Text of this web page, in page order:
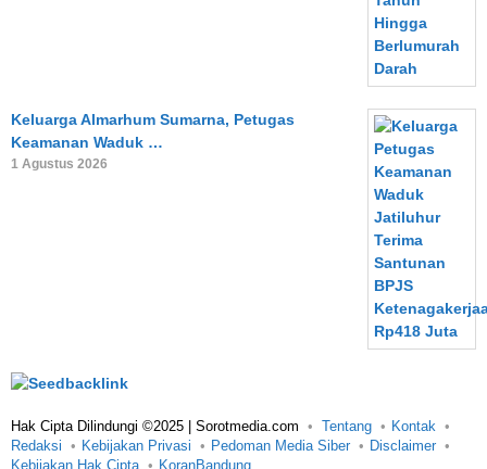
Keluarga Almarhum Sumarna, Petugas
Keamanan Waduk …
1 Agustus 2026
Hak Cipta Dilindungi ©2025 | Sorotmedia.com Tentang
Kontak
Redaksi
Kebijakan Privasi Pedoman Media Siber
Disclaimer
Kebijakan Hak Cipta
KoranBandung